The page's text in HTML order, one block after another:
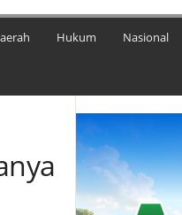
Hukum Nasional